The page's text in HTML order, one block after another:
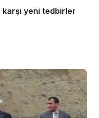
yeni tedbirler